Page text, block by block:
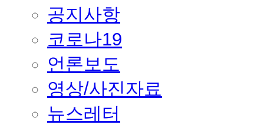
공지사항
코로나19
언론보도
영상/사진자료
뉴스레터